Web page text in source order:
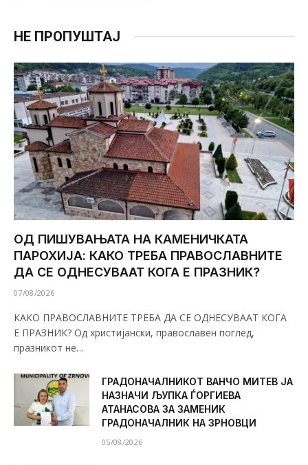
НЕ ПРОПУШТАЈ
ОД ПИШУВАЊАТА НА КАМЕНИЧКАТА
ПАРОХИЈА: КАКО ТРЕБА ПРАВОСЛАВНИТЕ
ДА СЕ ОДНЕСУВААТ КОГА Е ПРАЗНИК?
07/08/2026
КАКО ПРАВОСЛАВНИТЕ ТРЕБА ДА СЕ ОДНЕСУВААТ КОГА
Е ПРАЗНИК? Од христијански, православен поглед,
празникот не…
ГРАДОНАЧАЛНИКОТ ВАНЧО МИТЕВ ЈА
НАЗНАЧИ ЉУПКА ЃОРГИЕВА
АТАНАСОВА ЗА ЗАМЕНИК
ГРАДОНАЧАЛНИК НА ЗРНОВЦИ
05/08/2026